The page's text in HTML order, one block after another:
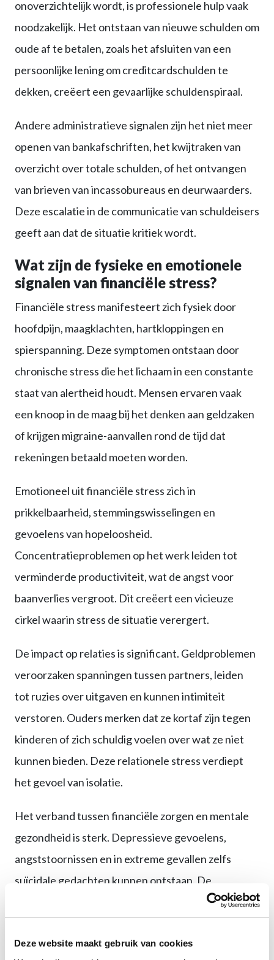
Deze website maakt gebruik van cookies
onoverzichtelijk wordt, is professionele hulp vaak
noodzakelijk. Het ontstaan van nieuwe schulden om
oude af te betalen, zoals het afsluiten van een
persoonlijke lening om creditcardschulden te
dekken, creëert een gevaarlijke schuldenspiraal.
Andere administratieve signalen zijn het niet meer
openen van bankafschriften, het kwijtraken van
overzicht over totale schulden, of het ontvangen
van brieven van incassobureaus en deurwaarders.
Deze escalatie in de communicatie van schuldeisers
geeft aan dat de situatie kritiek wordt.
Wat zijn de fysieke en emotionele
signalen van financiële stress?
Financiële stress manifesteert zich fysiek door
hoofdpijn, maagklachten, hartkloppingen en
spierspanning. Deze symptomen ontstaan door
chronische stress die het lichaam in een constante
staat van alertheid houdt. Mensen ervaren vaak
een knoop in de maag bij het denken aan geldzaken
of krijgen migraine-aanvallen rond de tijd dat
rekeningen betaald moeten worden.
Emotioneel uit financiële stress zich in
prikkelbaarheid, stemmingswisselingen en
gevoelens van hopeloosheid.
Concentratieproblemen op het werk leiden tot
verminderde productiviteit, wat de angst voor
baanverlies vergroot. Dit creëert een vicieuze
cirkel waarin stress de situatie verergert.
De impact op relaties is significant. Geldproblemen
veroorzaken spanningen tussen partners, leiden
tot ruzies over uitgaven en kunnen intimiteit
verstoren. Ouders merken dat ze kortaf zijn tegen
kinderen of zich schuldig voelen over wat ze niet
kunnen bieden. Deze relationele stress verdiept
het gevoel van isolatie.
Het verband tussen financiële zorgen en mentale
gezondheid is sterk. Depressieve gevoelens,
angststoornissen en in extreme gevallen zelfs
suïcidale gedachten kunnen ontstaan. De
schaamte over schulden verhindert vaak dat
klachten verergeren. Werkgevers merken